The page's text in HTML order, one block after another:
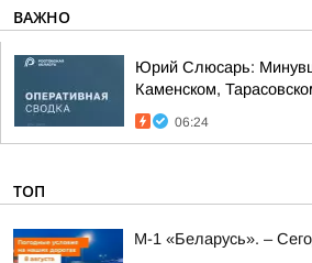
ВАЖНО
Юрий Слюсарь:
Каменском,
06:24
ТОП
М-1 «Беларусь». –